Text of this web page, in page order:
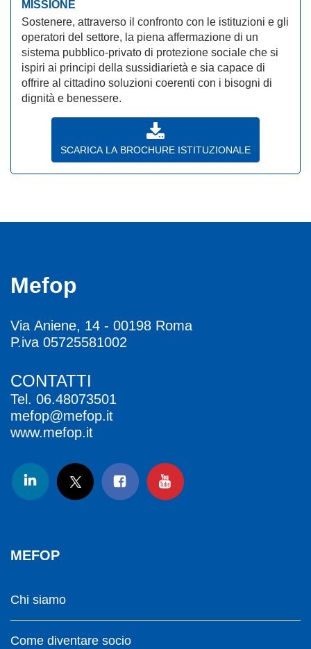
MISSIONE
Sostenere, attraverso il confronto con le istituzioni e gli
operatori del settore, la piena affermazione di un
sistema pubblico-privato di protezione sociale che si
ispiri ai principi della sussidiarietà e sia capace di
offrire al cittadino soluzioni coerenti con i bisogni di
dignità e benessere.
SCARICA LA BROCHURE ISTITUZIONALE
Mefop
Via Aniene, 14 - 00198 Roma
P.iva 05725581002
CONTATTI
Tel. 06.48073501
mefop@mefop.it
www.mefop.it
MEFOP
Chi siamo
Come diventare socio